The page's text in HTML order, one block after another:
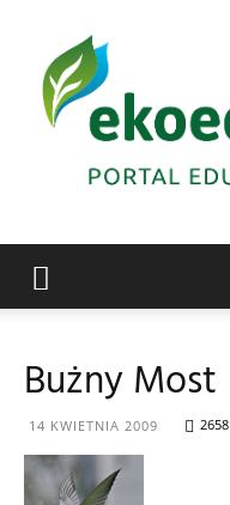
Bużny Most
14 KWIETNIA 2009 2658